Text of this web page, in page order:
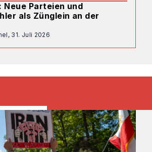
Neue Parteien und
als Zünglein an der
31. Juli 2026